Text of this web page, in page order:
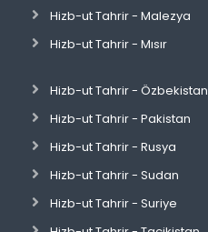
Hizb-ut Tahrir - Malezya
Hizb-ut Tahrir - Mısır
Hizb-ut Tahrir - Özbekistan
Hizb-ut Tahrir - Pakistan
Hizb-ut Tahrir - Rusya
Hizb-ut Tahrir - Sudan
Hizb-ut Tahrir - Suriye